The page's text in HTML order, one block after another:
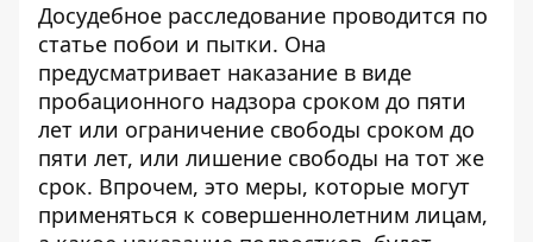
Досудебное расследование проводится по
статье побои и пытки. Она
предусматривает наказание в виде
пробационного надзора сроком до пяти
лет или ограничение свободы сроком до
пяти лет, или лишение свободы на тот же
срок. Впрочем, это меры, которые могут
применяться к совершеннолетним лицам,